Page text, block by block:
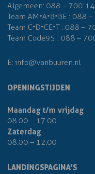
Algemeen: 088 – 700
Team AM•A•B•BE : 088
Team C•D•CE•T : 088 –
Team Code95 : 088 –
E: info@vanbuuren.nl
OPENINGSTIJDEN
Maandag t/m vrijdag
08.00 – 17.00
Zaterdag
08.00 – 12.00
LANDINGSPAGINA’S